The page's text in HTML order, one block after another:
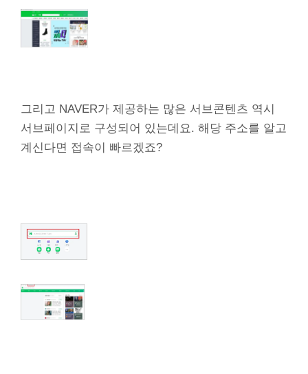
그리고 NAVER가 제공하는 많은 서브콘텐츠 역시
서브페이지로 구성되어 있는데요. 해당 주소를 알고
계신다면 접속이 빠르겠죠?